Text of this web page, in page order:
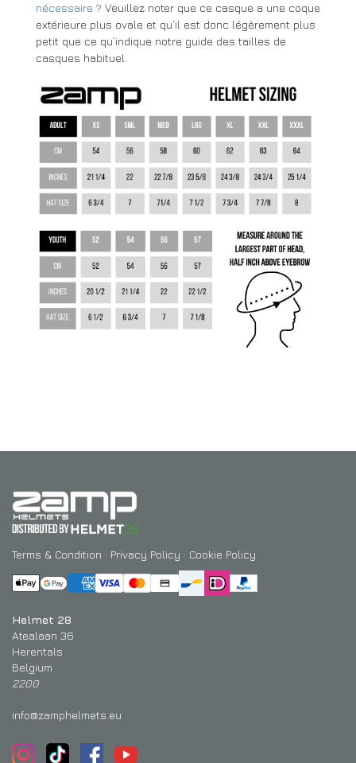
nécessaire ? Veuillez noter que ce casque a une coque
extérieure plus ovale et qu’il est donc légèrement plus
petit que ce qu’indique notre guide des tailles de
casques habituel.
Terms & Condition · Privacy Policy · Cookie Policy
Helmet 28
Atealaan 36
Herentals
Belgium
2200
info@zamphelmets.eu